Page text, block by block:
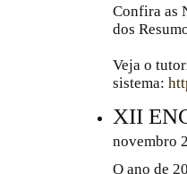
Confira as
dos
Veja o
sistema:
XII
novembro
O ano de